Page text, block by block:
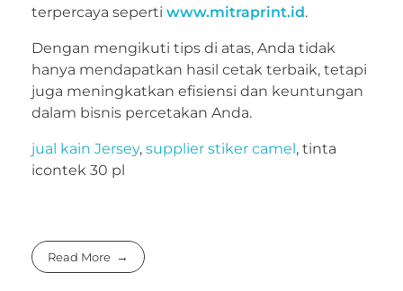
terpercaya seperti www.mitraprint.id.
Dengan mengikuti tips di atas, Anda tidak
hanya mendapatkan hasil cetak terbaik, tetapi
juga meningkatkan efisiensi dan keuntungan
dalam bisnis percetakan Anda.
jual kain Jersey, supplier stiker camel, tinta
icontek 30 pl
Read More